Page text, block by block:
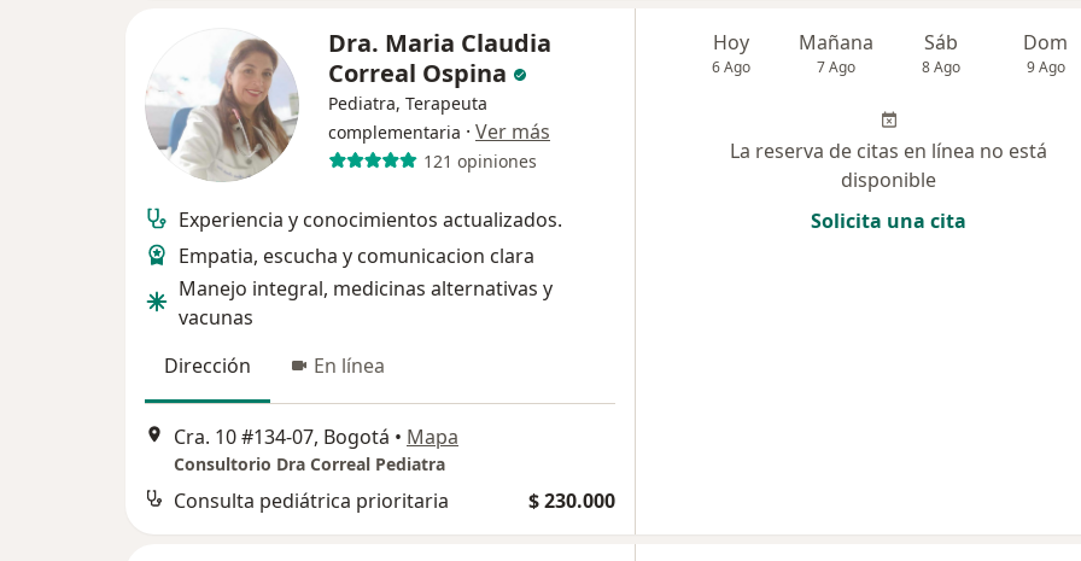
Dra. Maria Claudia
Correal Ospina
Pediatra, Terapeuta
complementaria · Ver más
121 opiniones
Experiencia y conocimientos actualizados.
Empatia, escucha y comunicacion clara
Manejo integral, medicinas alternativas y
vacunas
Dirección
En línea
Cra. 10 #134-07, Bogotá • Mapa
Consultorio Dra Correal Pediatra
Consulta pediátrica prioritaria $ 230.000
Hoy
6 Ago
Mañana
7 Ago
Sáb
8 Ago
Dom
9 Ago
La reserva de citas en línea no está
disponible
Solicita una cita